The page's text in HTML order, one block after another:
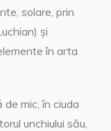
solare, prin
și
în arta
mic, în ciuda
unchiului său,